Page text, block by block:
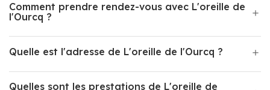
Comment prendre rendez-vous avec L'oreille de
l'Ourcq ?
Quelle est l'adresse de L'oreille de l'Ourcq ?
Quelles sont les prestations de L'oreille de